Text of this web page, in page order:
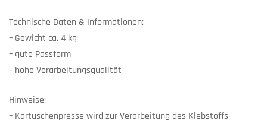
Technische Daten & Informationen:
– Gewicht ca. 4 kg
– gute Passform
– hohe Verarbeitungsqualität
Hinweise:
– Kartuschenpresse wird zur Verarbeitung des Klebstoffs